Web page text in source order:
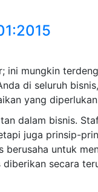
ini mungkin
di seluruh
yang
dalam bisnis.
juga prinsip-
berusaha untuk
secara